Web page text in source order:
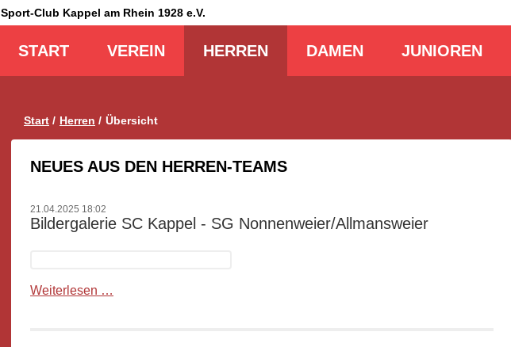
Sport-Club Kappel am Rhein 1928 e.V.
START VEREIN HERREN DAMEN JUNIOREN
Start Herren Übersicht
NEUES AUS DEN HERREN-TEAMS
21.04.2025 18:02
Bildergalerie SC Kappel - SG Nonnenweier/Allmansweier
Weiterlesen …